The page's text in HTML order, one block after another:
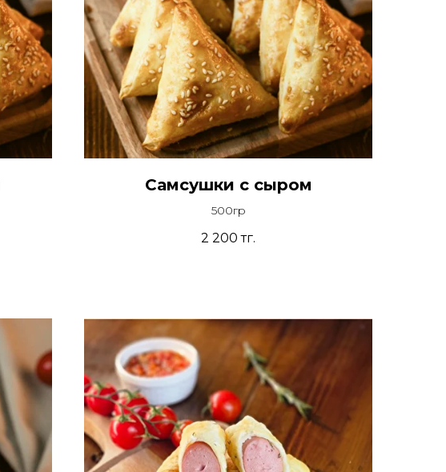
Самсушки с сыром
500гр
2 200 тг.